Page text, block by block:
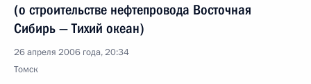
(о строительстве нефтепровода Восточная
Сибирь — Тихий океан)
26 апреля 2006 года, 20:34
Томск